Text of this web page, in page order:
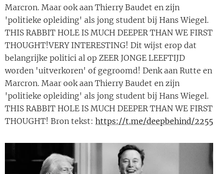
Marcron. Maar ook aan Thierry Baudet en zijn
'politieke opleiding' als jong student bij Hans Wiegel.
THIS RABBIT HOLE IS MUCH DEEPER THAN WE FIRST
THOUGHT!VERY INTERESTING! Dit wijst erop dat
belangrijke politici al op ZEER JONGE LEEFTIJD
worden 'uitverkoren' of gegroomd! Denk aan Rutte en
Marcron. Maar ook aan Thierry Baudet en zijn
'politieke opleiding' als jong student bij Hans Wiegel.
THIS RABBIT HOLE IS MUCH DEEPER THAN WE FIRST
THOUGHT! Bron tekst: https://t.me/deepbehind/2255